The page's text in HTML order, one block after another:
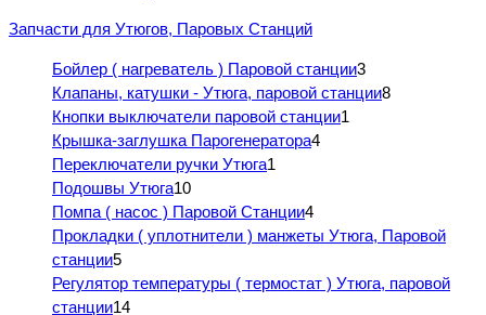
Запчасти для Утюгов, Паровых Станций
Бойлер ( нагреватель ) Паровой станции3
Клапаны, катушки - Утюга, паровой станции8
Кнопки выключатели паровой станции1
Крышка-заглушка Парогенератора4
Переключатели ручки Утюга1
Подошвы Утюга10
Помпа ( насос ) Паровой Станции4
Прокладки ( уплотнители ) манжеты Утюга, Паровой
станции5
Регулятор температуры ( термостат ) Утюга, паровой
станции14